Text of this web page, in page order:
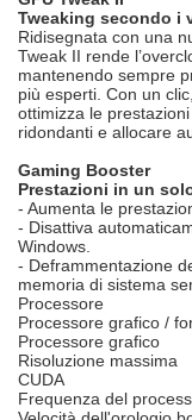
Tweaking secondo i
Ridisegnata con una
Tweak II rende
mantenendo sempre
più esperti. Con un
ottimizza le
ridondanti e allocare
Gaming Booster
Prestazioni in un
- Aumenta le
- Disattiva
Windows.
- Deframmentazione
memoria di sistema
Processore
Processore grafico /
Processore grafico
Risoluzione massima
CUDA
Frequenza del